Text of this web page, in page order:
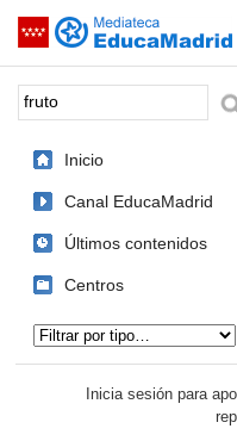
Saltar navegación
Palabra o frase:
Inicio
Canal EducaMadrid
Últimos contenidos
Centros
Inicia sesión para